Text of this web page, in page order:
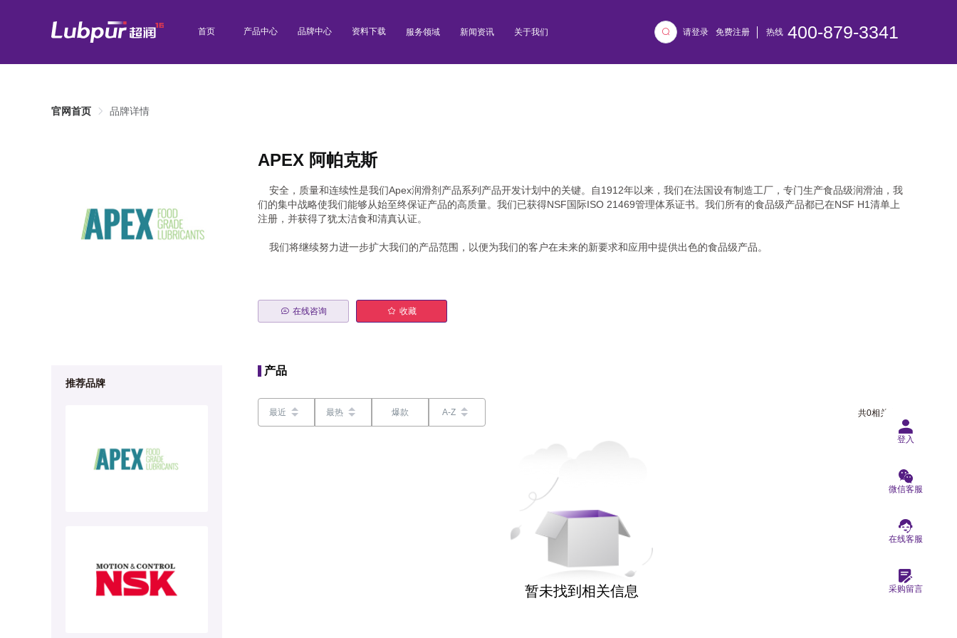
首页 产品中心 品牌中心 资料下载 服务领域 新闻资讯 关于我们 请登录 免费注册 热线 400-879-3341
登入
微信客服
在线客服
采购留言
官网首页 品牌详情
APEX 阿帕克斯
安全，质量和连续性是我们Apex润滑剂产品系列产品开发计划中的关键。自1912年以来，我们在法国设有制造工厂，专门生产食品级润滑油，我
们的集中战略使我们能够从始至终保证产品的高质量。我们已获得NSF国际ISO 21469管理体系证书。我们所有的食品级产品都已在NSF H1清单上
注册，并获得了犹太洁食和清真认证。
我们将继续努力进一步扩大我们的产品范围，以便为我们的客户在未来的新要求和应用中提供出色的食品级产品。
在线咨询 收藏
推荐品牌
产品
最近 最热 爆款 A-Z 共0相关商品
暂未找到相关信息